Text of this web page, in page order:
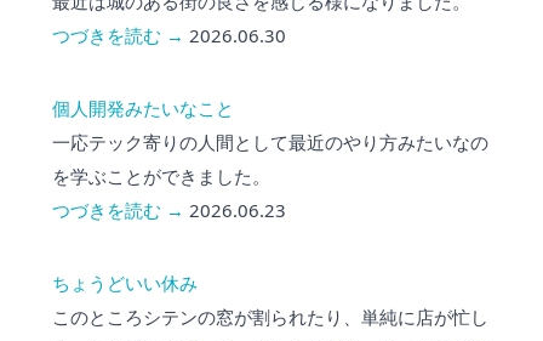
つづきを読む → 2026.06.30
個人開発みたいなこと
一応テック寄りの人間として最近のやり方みたいなの
を学ぶことができました。
つづきを読む → 2026.06.23
ちょうどいい休み
このところシテンの窓が割られたり、単純に店が忙し